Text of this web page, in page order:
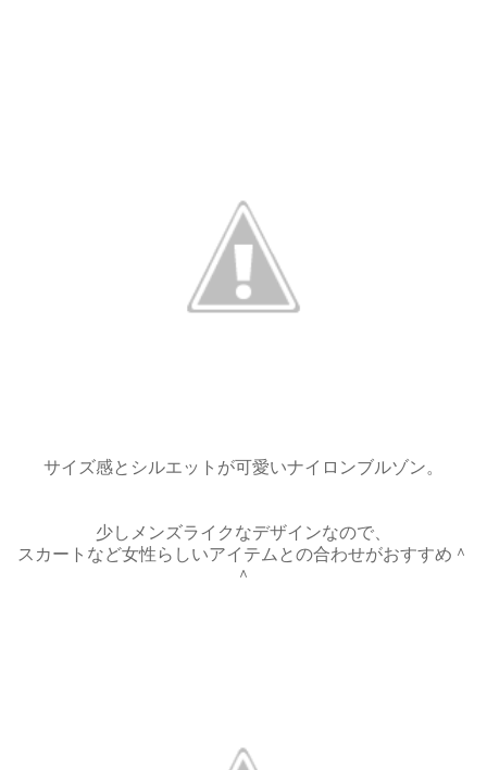
サイズ感とシルエットが可愛いナイロンブルゾン。
少しメンズライクなデザインなので、
スカートなど女性らしいアイテムとの合わせがおすすめ＾
＾